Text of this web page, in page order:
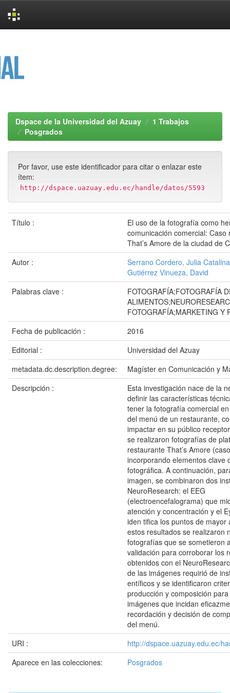
Dspace de la Universidad del Azuay
1 Trabajos
Posgrados
Por favor, use este identificador para citar o enlazar este
ítem:
http://dspace.uazuay.edu.ec/handle/datos/5593
Título :
El uso de la fotografía como
comunicación comercial: Caso
That’s Amore de la ciudad de
Autor :
Serrano Cordero, Julia Catalina
Gutiérrez Vinueza, David
Palabras clave :
FOTOGRAFÍA;FOTOGRAFÍA
FOTOGRAFÍA;MARKETING Y
Fecha de publicación :
2016
Editorial :
Universidad del Azuay
metadata.dc.description.degree:
Magíster en Comunicación y
Descripción :
Esta investigación nace de la
definir las características
tener la fotografía comercial
del menú de un restaurante,
impactar en su público
se realizaron fotografías de
restaurante That’s Amore
incorporando elementos clave
fotográfica. A continuación,
imagen, se combinaron dos
NeuroResearch: el EEG
(electroencefalograma) que
atención y concentración y el
iden tifica los puntos de mayor
estos resultados se realizaron
fotografías que se sometieron
validación para corroborar los
obtenidos con el
de las imágenes requirió de
entíficos y se identificaron
producción y composición
imágenes que incidan
recordación y decisión de
del menú.
URI :
http://dspace.uazuay.edu.ec/
Aparece en las colecciones:
Posgrados